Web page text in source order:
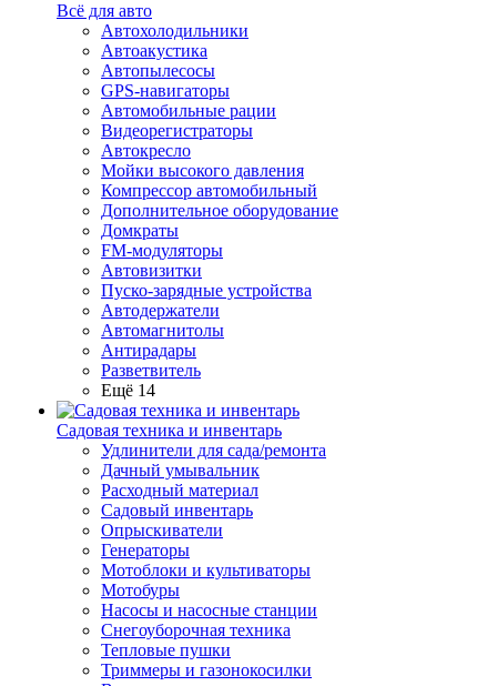
Всё для авто
Автохолодильники
Автоакустика
Автопылесосы
GPS-навигаторы
Автомобильные рации
Видеорегистраторы
Автокресло
Мойки высокого давления
Компрессор автомобильный
Дополнительное оборудование
Домкраты
FM-модуляторы
Автовизитки
Пуско-зарядные устройства
Автодержатели
Автомагнитолы
Антирадары
Разветвитель
Ещё 14
Садовая техника и инвентарь
Удлинители для сада/ремонта
Дачный умывальник
Расходный материал
Садовый инвентарь
Опрыскиватели
Генераторы
Мотоблоки и культиваторы
Мотобуры
Насосы и насосные станции
Снегоуборочная техника
Тепловые пушки
Триммеры и газонокосилки